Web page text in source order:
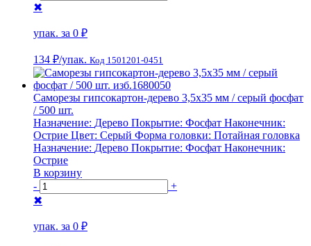
✖
упак. за 0 ₽
134 ₽/упак. Код 1501201-0451
Саморезы гипсокартон-дерево 3,5х35 мм / серый фосфат
/ 500 шт.
Назначение: Дерево Покрытие: Фосфат Наконечник:
Острие Цвет: Серый Форма головки: Потайная головка
Назначение: Дерево Покрытие: Фосфат Наконечник:
Острие
В корзину
-
+
✖
упак. за 0 ₽